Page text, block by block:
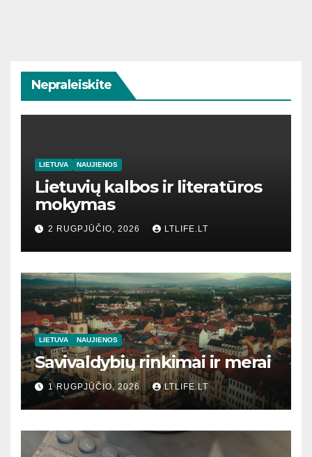
Nepraleiskite
LIETUVA NAUJIENOS
Lietuvių kalbos ir literatūros
mokymas
2 RUGPJŪČIO, 2026 LTLIFE.LT
LIETUVA NAUJIENOS
Savivaldybių rinkimai ir merai
1 RUGPJŪČIO, 2026 LTLIFE.LT